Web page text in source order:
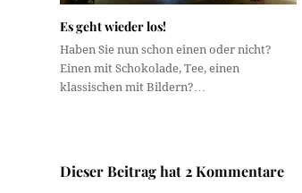
Es geht wieder los!
Haben Sie nun schon einen oder nicht?
Einen mit Schokolade, Tee, einen
klassischen mit Bildern?…
Dieser Beitrag hat 2 Kommentare